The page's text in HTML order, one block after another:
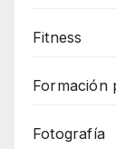
Fitness
Formación
Fotografía